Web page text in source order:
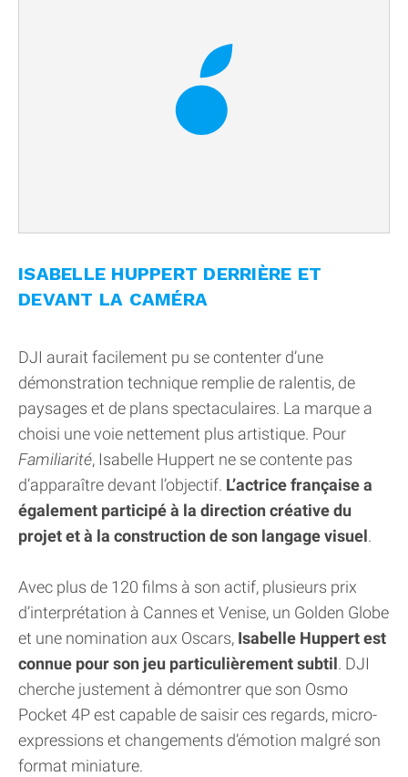
ISABELLE HUPPERT DERRIÈRE ET
DEVANT LA CAMÉRA
DJI aurait facilement pu se contenter d’une
démonstration technique remplie de ralentis, de
paysages et de plans spectaculaires. La marque a
choisi une voie nettement plus artistique. Pour
Familiarité, Isabelle Huppert ne se contente pas
d’apparaître devant l’objectif. L’actrice française a
également participé à la direction créative du
projet et à la construction de son langage visuel.
Avec plus de 120 films à son actif, plusieurs prix
d’interprétation à Cannes et Venise, un Golden Globe
et une nomination aux Oscars, Isabelle Huppert est
connue pour son jeu particulièrement subtil. DJI
cherche justement à démontrer que son Osmo
Pocket 4P est capable de saisir ces regards, micro-
expressions et changements d’émotion malgré son
format miniature.